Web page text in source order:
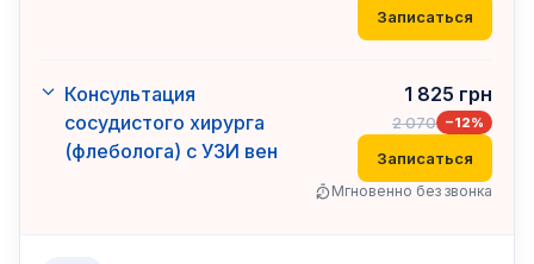
Записаться
Консультация
сосудистого хирурга
(флеболога) с УЗИ вен
1 825 грн
2 070 −12%
Записаться
Мгновенно без звонка